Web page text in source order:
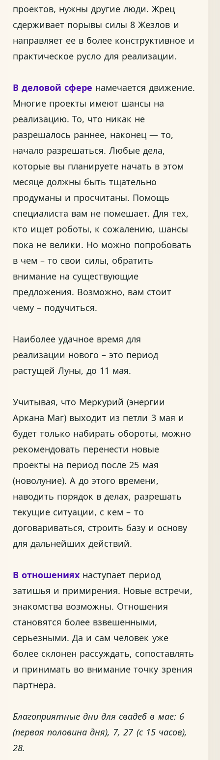
проектов, нужны другие люди. Жрец
сдерживает порывы силы 8 Жезлов и
направляет ее в более конструктивное и
практическое русло для реализации.
В деловой сфере намечается движение.
Многие проекты имеют шансы на
реализацию. То, что никак не
разрешалось раннее, наконец — то,
начало разрешаться. Любые дела,
которые вы планируете начать в этом
месяце должны быть тщательно
продуманы и просчитаны. Помощь
специалиста вам не помешает. Для тех,
кто ищет роботы, к сожалению, шансы
пока не велики. Но можно попробовать
в чем – то свои силы, обратить
внимание на существующие
предложения. Возможно, вам стоит
чему – подучиться.
Наиболее удачное время для
реализации нового – это период
растущей Луны, до 11 мая.
Учитывая, что Меркурий (энергии
Аркана Маг) выходит из петли 3 мая и
будет только набирать обороты, можно
рекомендовать перенести новые
проекты на период после 25 мая
(новолуние). А до этого времени,
наводить порядок в делах, разрешать
текущие ситуации, с кем – то
договариваться, строить базу и основу
для дальнейших действий.
В отношениях наступает период
затишья и примирения. Новые встречи,
знакомства возможны. Отношения
становятся более взвешенными,
серьезными. Да и сам человек уже
более склонен рассуждать, сопоставлять
и принимать во внимание точку зрения
партнера.
Благоприятные дни для свадеб в мае: 6
(первая половина дня), 7, 27 (с 15 часов),
28.